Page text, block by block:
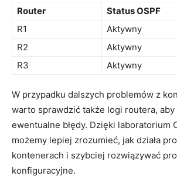
Router
Status OSPF
R1
Aktywny
R2
Aktywny
R3
Aktywny
W przypadku dalszych problemów z
warto sprawdzić także logi routera,
ewentualne błędy. ⁤Dzięki laboratorium
możemy lepiej zrozumieć, jak⁣ działa
kontenerach i szybciej rozwiązywać
konfiguracyjne.